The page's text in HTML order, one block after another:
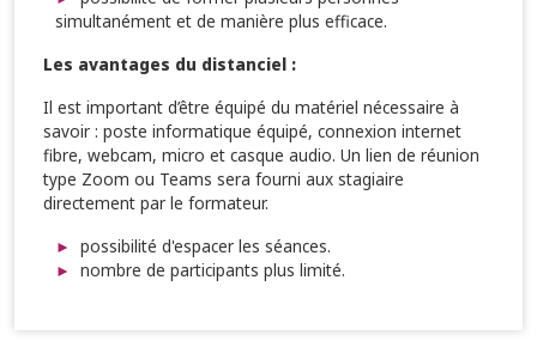
simultanément et de manière plus efficace.
Les avantages du distanciel :
Il est important d’être équipé du matériel nécessaire à
savoir : poste informatique équipé, connexion internet
fibre, webcam, micro et casque audio. Un lien de réunion
type Zoom ou Teams sera fourni aux stagiaire
directement par le formateur.
possibilité d'espacer les séances.
nombre de participants plus limité.